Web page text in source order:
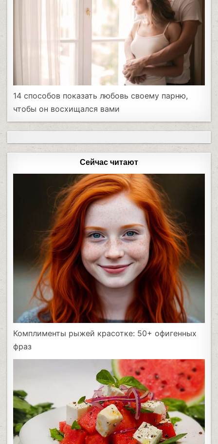
14 способов показать любовь своему парню,
чтобы он восхищался вами
Сейчас читают
Комплименты рыжей красотке: 50+ офигенных
фраз